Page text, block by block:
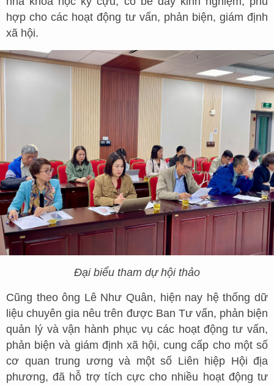
hợp cho các hoạt động tư vấn, phản biện, giám định
xã hội.
Đại biểu tham dự hội thảo
Cũng theo ông Lê Như Quân, hiện nay hệ thống dữ
liệu chuyên gia nêu trên được Ban Tư vấn, phản biện
quản lý và vận hành phục vụ các hoạt động tư vấn,
phản biện và giám định xã hội, cung cấp cho một số
cơ quan trung ương và một số Liên hiệp Hội địa
phương, đã hỗ trợ tích cực cho nhiều hoạt động tư